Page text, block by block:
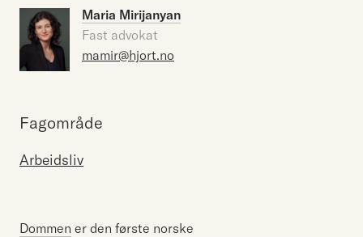
Maria Mirijanyan
Fast advokat
mamir@hjort.no
Fagområde
Arbeidsliv
Dommen er den første norske